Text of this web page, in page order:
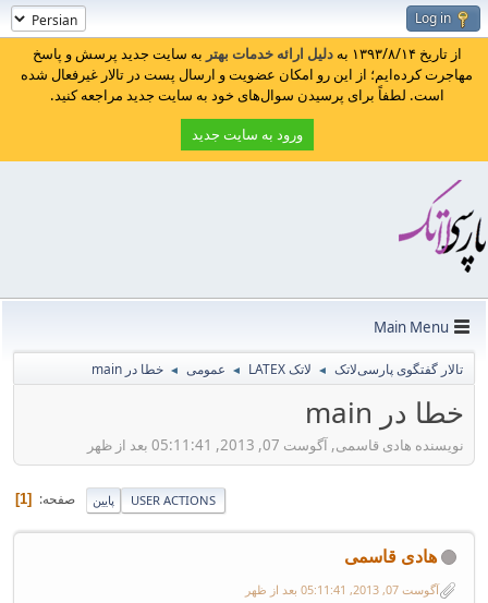
Log in
از تاریخ ۱۳۹۳/۸/۱۴ به دلیل ارائه خدمات بهتر به سایت جدید پرسش و پاسخ
مهاجرت کرده‌ایم؛ از این رو امکان عضویت و ارسال پست در تالار غیرفعال شده
است. لطفاً برای پرسیدن سوال‌های خود به سایت جدید مراجعه کنید.
ورود به سایت جدید
Main Menu
تالار گفتگوی پارسی‌لاتک ◄ لاتک LATEX ◄ عمومی ◄ خطا در main
خطا در main
نویسنده هادی قاسمی, آگوست 07, 2013, 05:11:41 بعد از ظهر
پایین صفحه 1 USER ACTIONS
هادی قاسمی
آگوست 07, 2013, 05:11:41 بعد از ظهر